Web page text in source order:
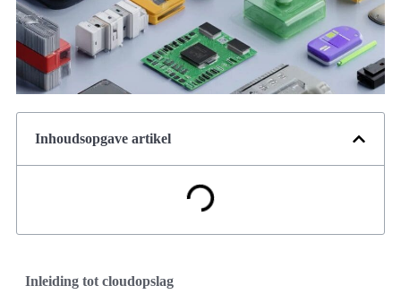
Inhoudsopgave artikel
Inleiding tot cloudopslag